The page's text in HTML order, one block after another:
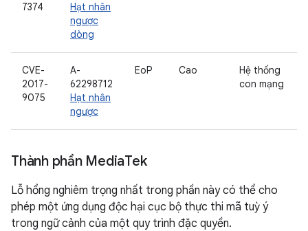
7374
Hạt nhân
ngược
dòng
CVE-
2017-
9075
A-
62298712
Hạt nhân
ngược
EoP Cao
Hệ thống
con mạng
Thành phần MediaTek
Lỗ hổng nghiêm trọng nhất trong phần này có thể cho
phép một ứng dụng độc hại cục bộ thực thi mã tuỳ ý
trong ngữ cảnh của một quy trình đặc quyền.